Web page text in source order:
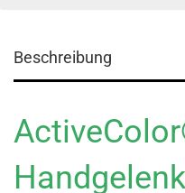
Beschreibung